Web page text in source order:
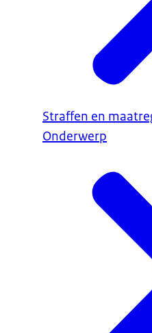
Straffen en
Onderwerp